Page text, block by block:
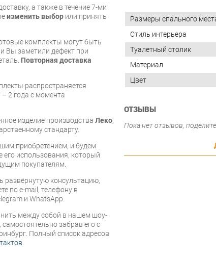
а также в течение 7-ми
изменить выбор или принять
комплекты могут быть
Вы заметили дефект при
Повторная доставка
распространяется
2 года с момента
изделие производства Леко,
стандарту.
приобретением, и будем
его использования, который
покупателям.
развёрнутую консультацию,
по e-mail, телефону в
и WhatsApp.
между собой в нашем шоу-
забрав его с
Полный список адресов
.
Размеры спального
Стиль интерьера
Туалетный столик
Материал
Цвет
ОТЗЫВЫ
Пока нет отзывов,